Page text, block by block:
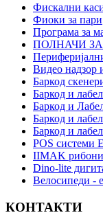
Фискални
Фиоки за пари
Програма за
ПОЛНАЧИ
Видео надзор
Баркод
Баркод и
Баркод и
Баркод и
Баркод и
POS системи
IIMAK рибони
Dino-lite
Bелосипеди -
КОНТАКТИ